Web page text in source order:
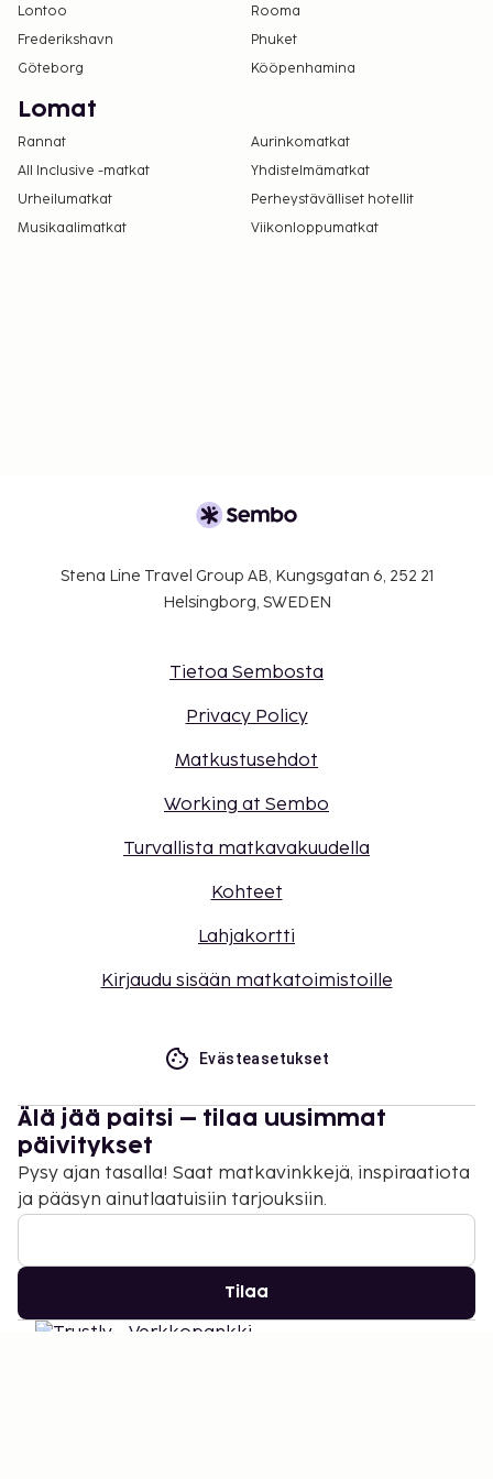
Majoituspaikassa on tarjolla
yhdistettäviä/vierekkäisiä huoneita, joiden
saatavuus on rajoitettua. Niitä voi pyytää
Lontoo
Rooma
Frederikshavn
Phuket
Göteborg
Kööpenhamina
Lomat
Rannat
Aurinkomatkat
All Inclusive -matkat
Yhdistelmämatkat
Urheilumatkat
Perheystävälliset hotellit
Musikaalimatkat
Viikonloppumatkat
Stena Line Travel Group AB, Kungsgatan 6, 252 21
Helsingborg, SWEDEN
Tietoa Sembosta
Privacy Policy
Matkustusehdot
Working at Sembo
Turvallista matkavakuudella
Kohteet
Lahjakortti
Kirjaudu sisään matkatoimistoille
Evästeasetukset
Älä jää paitsi – tilaa uusimmat
päivitykset
Pysy ajan tasalla! Saat matkavinkkejä, inspiraatiota
ja pääsyn ainutlaatuisiin tarjouksiin.
Tilaa